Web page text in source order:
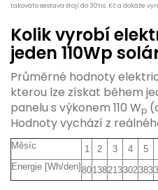
takováto sestava stojí do 30tis. Kč a dokáže
Kolik vyrobí
jeden 110Wp
Průměrné hodnoty
kterou lze získat během
panelu s výkonem 110 Wp
Hodnoty vychází z
Měsíc 1 2 3 4 5
Energie [Wh/den]80138213302383